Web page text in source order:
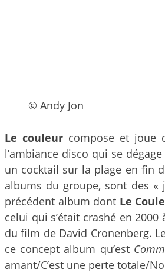
© Andy Jon
Le couleurcompose et joue
l’ambiance disco qui se
un cocktail sur la plage en fin
albums du groupe, sont des
précédent album dont Le
celui qui s’était crashé en 2000
du film de David Cronenberg.
ce concept album qu’est
amant/C’est une perte totale/